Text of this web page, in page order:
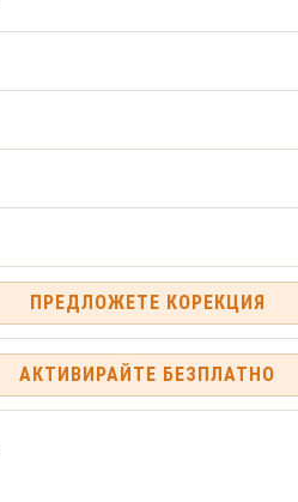
ПРЕДЛОЖЕТЕ КОРЕКЦИЯ
АКТИВИРАЙТЕ БЕЗПЛАТНО